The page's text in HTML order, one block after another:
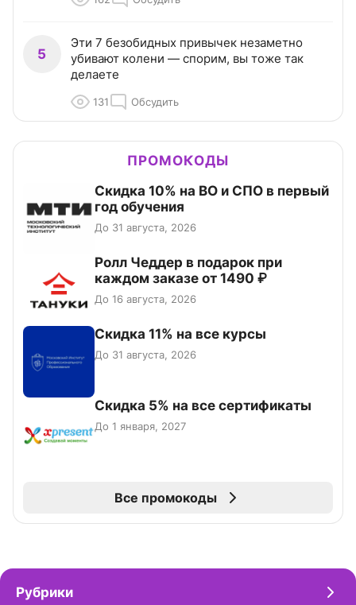
5
Эти 7 безобидных привычек незаметно
убивают колени — спорим, вы тоже так
делаете
131 Обсудить
ПРОМОКОДЫ
Скидка 10% на ВО и СПО в первый
год обучения
До 31 августа, 2026
Ролл Чеддер в подарок при
каждом заказе от 1490 ₽
До 16 августа, 2026
Скидка 11% на все курсы
До 31 августа, 2026
Скидка 5% на все сертификаты
До 1 января, 2027
Все промокоды
Рубрики